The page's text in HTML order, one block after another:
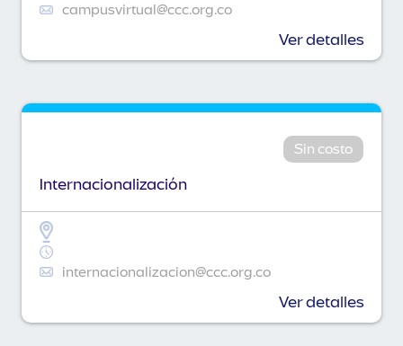
campusvirtual@ccc.org.co
Ver detalles
Sin costo
Internacionalización
internacionalizacion@ccc.org.co
Ver detalles